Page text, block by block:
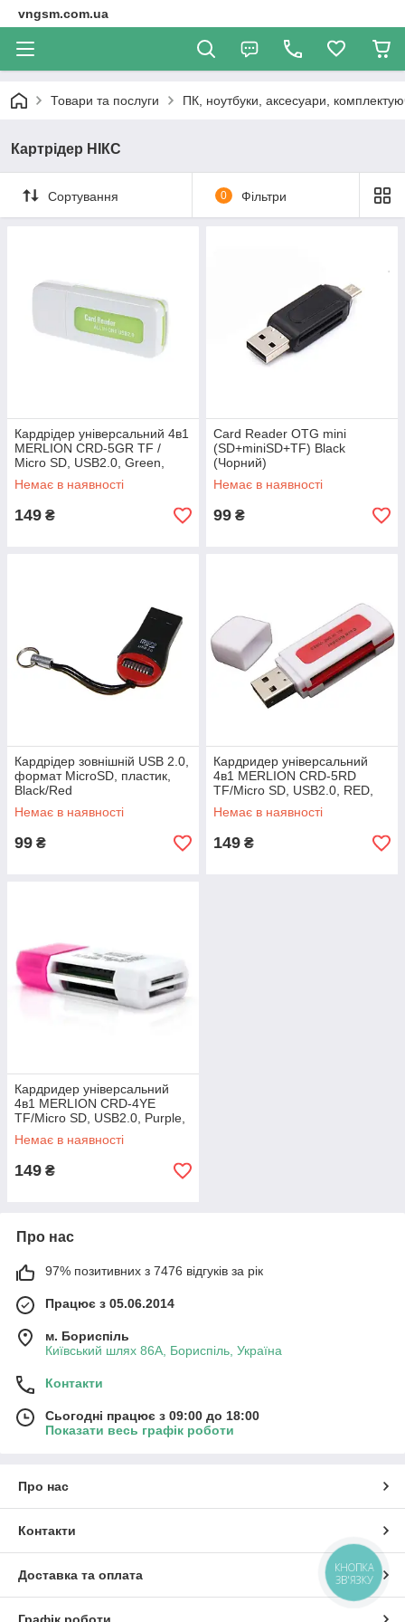
vngsm.com.ua
Товари та послуги ПК, ноутбуки, аксесуари,
Картрідер НІКС
Сортування 0 Фільтри
Кардрідер універсальний 4в1
MERLION CRD-5GR TF /
Micro SD, USB2.0, Green,
OEM
Немає в наявності
149 ₴
Card Reader OTG mini
(SD+miniSD+TF) Black
(Чорний)
Немає в наявності
99 ₴
Кардрідер зовнішній USB 2.0,
формат MicroSD, пластик,
Black/Red
Немає в наявності
99 ₴
Кардридер універсальний
4в1 MERLION CRD-5RD
TF/Micro SD, USB2.0, RED,
OEM
Немає в наявності
149 ₴
Кардридер універсальний
4в1 MERLION CRD-4YE
TF/Micro SD, USB2.0, Purple,
OEM
Немає в наявності
149 ₴
Про нас
97% позитивних з 7476 відгуків за рік
Працює з 05.06.2014
м. Бориспіль
Київський шлях 86А, Бориспіль, Україна
Контакти
Сьогодні працює з 09:00 до 18:00
Показати весь графік роботи
Про нас
Контакти
Доставка та оплата
КНОПКА
ЗВ'ЯЗКУ